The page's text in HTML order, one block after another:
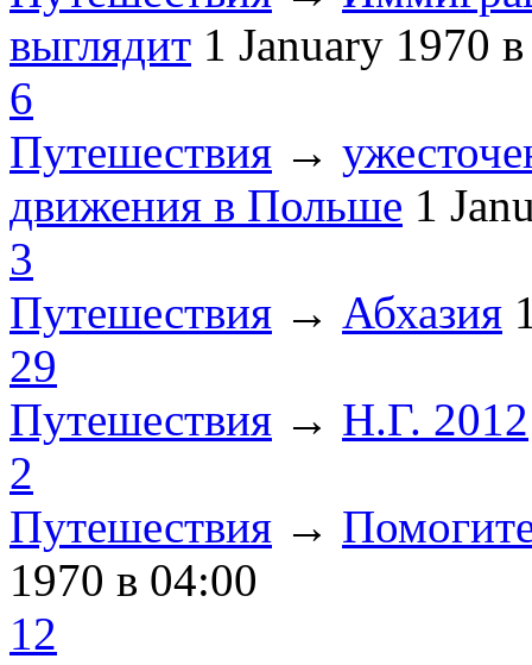
выглядит 1 January 1970
6
Путешествия →
движения в Польше 1
3
Путешествия → Абхазия
29
Путешествия → Н.Г. 2012
2
Путешествия →
1970 в 04:00
12